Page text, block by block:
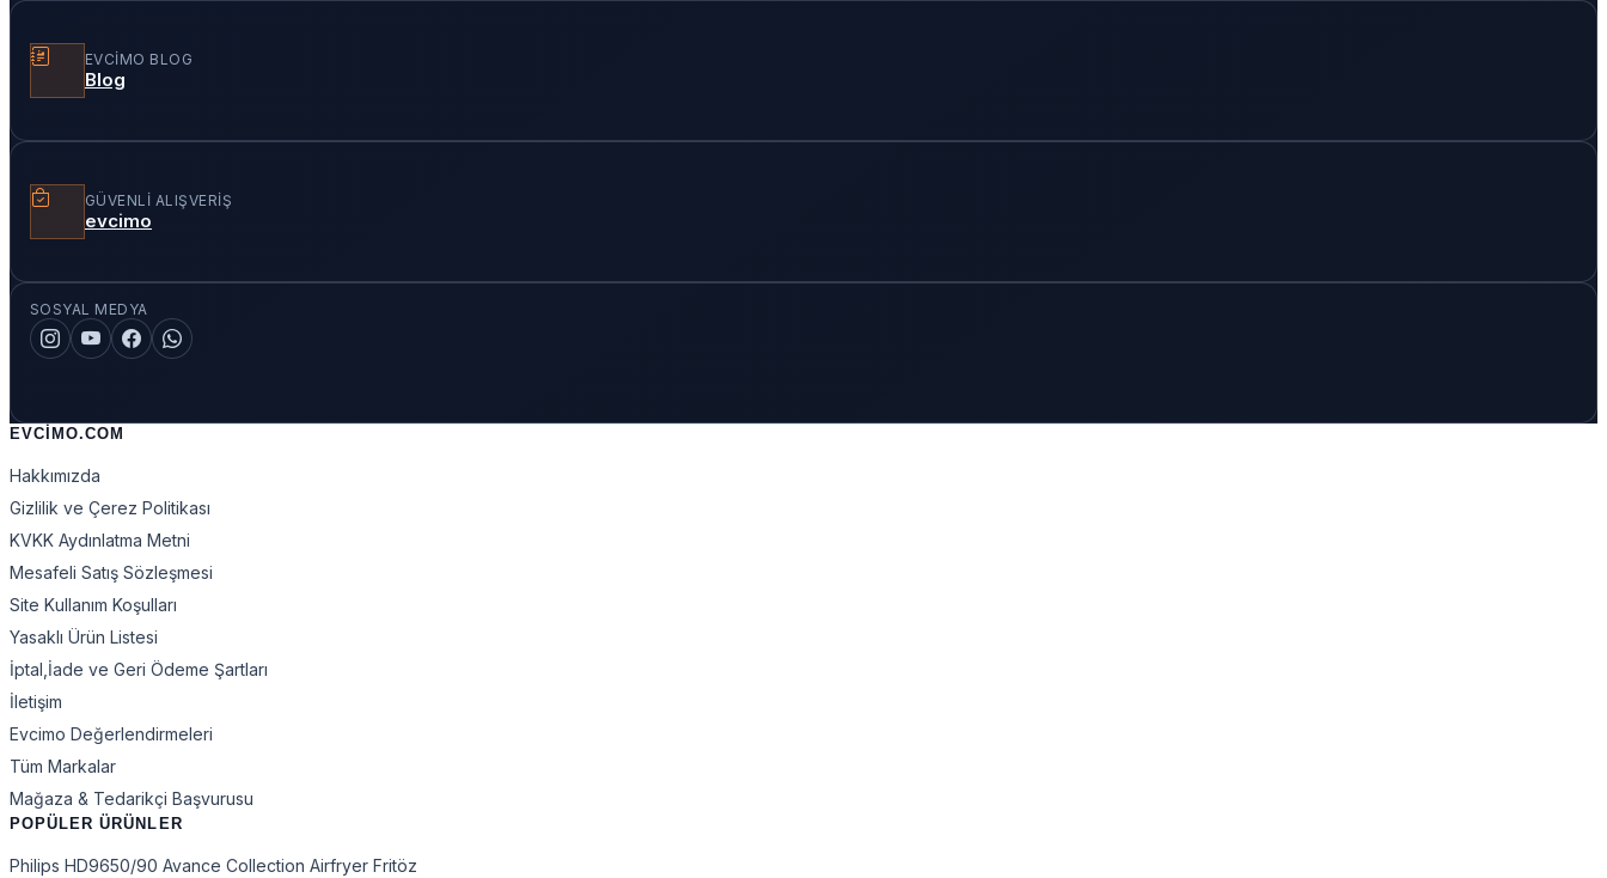
EVCIMO BLOG
Blog
GÜVENLI ALIŞVERIŞ
evcimo
SOSYAL MEDYA
EVCIMO.COM
Hakkımızda
Gizlilik ve Çerez Politikası
KVKK Aydınlatma Metni
Mesafeli Satış Sözleşmesi
Site Kullanım Koşulları
Yasaklı Ürün Listesi
İptal,İade ve Geri Ödeme Şartları
İletişim
Evcimo Değerlendirmeleri
Tüm Markalar
Mağaza & Tedarikçi Başvurusu
POPÜLER ÜRÜNLER
Philips HD9650/90 Avance Collection Airfryer Fritöz